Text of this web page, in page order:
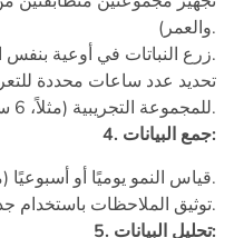
والعمر).
زرع النباتات في أوعية بنفس الحجم مع تربة متطابقة.
تحديد عدد ساعات محددة
للمجموعة التجريبية (مثلاً، 6 ساعات).
4. جمع البيانات:
قياس النمو يوميًا أو أسبوعيًا (مثل الطول، عدد الأوراق).
توثيق الملاحظات باستخدام جداول ورسوم بيانية.
5. تحليل البيانات: